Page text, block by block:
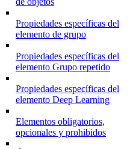
Propiedades específicas del
elemento de grupo
Propiedades específicas del
elemento Grupo repetido
Propiedades específicas del
elemento Deep Learning
Elementos obligatorios,
opcionales y prohibidos